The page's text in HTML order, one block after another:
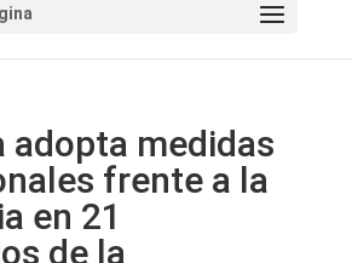
adopta medidas
frente a la
en 21
de la